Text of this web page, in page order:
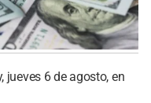
jueves 6 de agosto, en